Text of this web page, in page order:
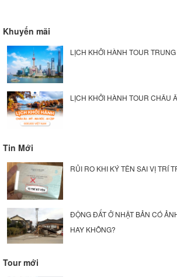
Khuyến mãi
LỊCH KHỞI HÀNH TOUR
LỊCH KHỞI HÀNH TOUR CHÂU
Tin Mới
RỦI RO KHI KÝ TÊN SAI VỊ TRÍ
ĐỘNG ĐẤT Ở NHẬT BẢN CÓ
HAY KHÔNG?
Tour mới